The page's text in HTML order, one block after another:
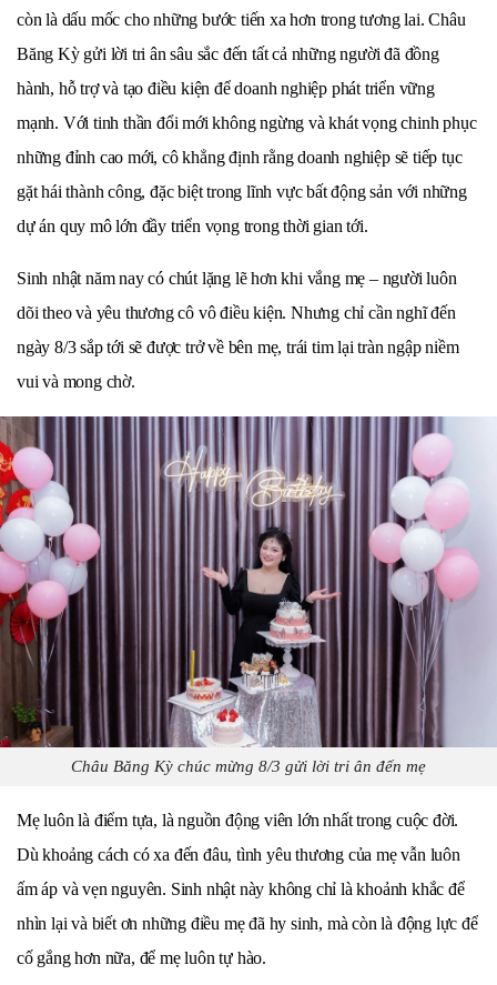
còn là dấu mốc cho những bước tiến xa hơn trong tương lai. Châu
Băng Kỳ gửi lời tri ân sâu sắc đến tất cả những người đã đồng
hành, hỗ trợ và tạo điều kiện để doanh nghiệp phát triển vững
mạnh. Với tinh thần đổi mới không ngừng và khát vọng chinh phục
những đỉnh cao mới, cô khẳng định rằng doanh nghiệp sẽ tiếp tục
gặt hái thành công, đặc biệt trong lĩnh vực bất động sản với những
dự án quy mô lớn đầy triển vọng trong thời gian tới.
Sinh nhật năm nay có chút lặng lẽ hơn khi vắng mẹ – người luôn
dõi theo và yêu thương cô vô điều kiện. Nhưng chỉ cần nghĩ đến
ngày 8/3 sắp tới sẽ được trở về bên mẹ, trái tim lại tràn ngập niềm
vui và mong chờ.
Châu Băng Kỳ chúc mừng 8/3 gửi lời tri ân đến mẹ
Mẹ luôn là điểm tựa, là nguồn động viên lớn nhất trong cuộc đời.
Dù khoảng cách có xa đến đâu, tình yêu thương của mẹ vẫn luôn
ấm áp và vẹn nguyên. Sinh nhật này không chỉ là khoảnh khắc để
nhìn lại và biết ơn những điều mẹ đã hy sinh, mà còn là động lực để
cố gắng hơn nữa, để mẹ luôn tự hào.